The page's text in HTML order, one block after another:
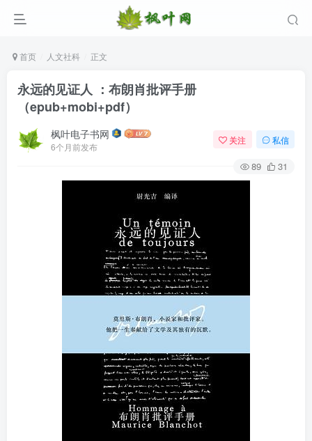
首页 人文社科 正文
永远的见证人 ：布朗肖批评手册
（epub+mobi+pdf）
枫叶电子书网
6个月前发布
关注 私信
89 31
没有账号？立即注册
用户名/手机号/邮箱
找回密码
登录
社交账号登录